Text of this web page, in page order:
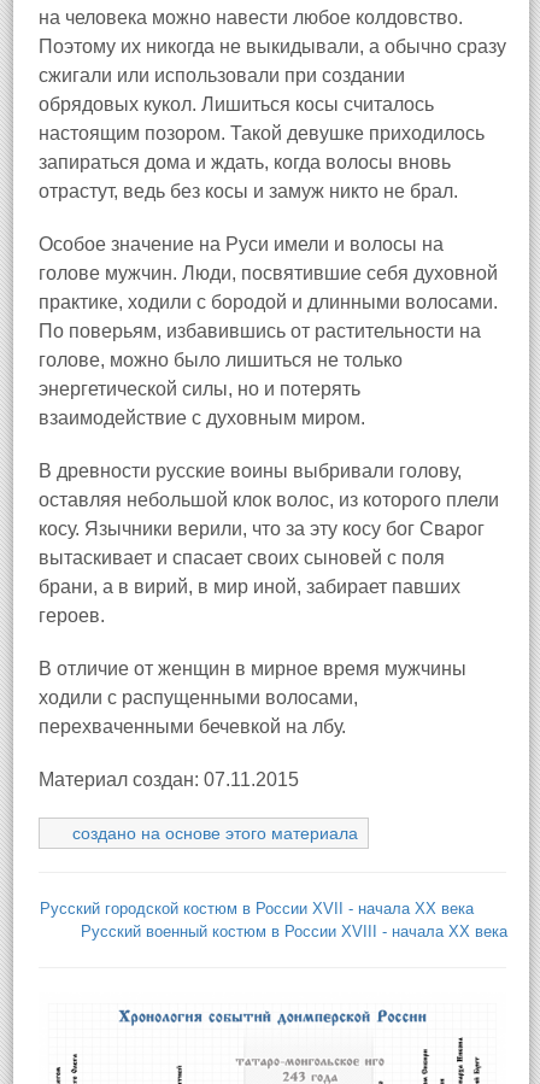
на человека можно навести любое колдовство.
Поэтому их никогда не выкидывали, а обычно сразу
сжигали или использовали при создании
обрядовых кукол. Лишиться косы считалось
настоящим позором. Такой девушке приходилось
запираться дома и ждать, когда волосы вновь
отрастут, ведь без косы и замуж никто не брал.
Особое значение на Руси имели и волосы на
голове мужчин. Люди, посвятившие себя духовной
практике, ходили с бородой и длинными волосами.
По поверьям, избавившись от растительности на
голове, можно было лишиться не только
энергетической силы, но и потерять
взаимодействие с духовным миром.
В древности русские воины выбривали голову,
оставляя небольшой клок волос, из которого плели
косу. Язычники верили, что за эту косу бог Сварог
вытаскивает и спасает своих сыновей с поля
брани, а в вирий, в мир иной, забирает павших
героев.
В отличие от женщин в мирное время мужчины
ходили с распущенными волосами,
перехваченными бечевкой на лбу.
Материал создан: 07.11.2015
создано на основе этого материала
Русский городской костюм в России XVII - начала XX века
Русский военный костюм в России XVIII - начала XX века